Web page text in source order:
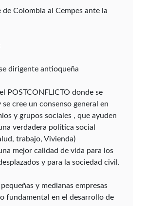
de Colombia al Cempes ante la
dirigente antioqueña
POSTCONFLICTO donde se
cree un consenso general en
y grupos sociales , que ayuden
verdadera política social
trabajo, Vivienda)
mejor calidad de vida para los
y para la sociedad civil.
y medianas empresas
fundamental en el desarrollo de